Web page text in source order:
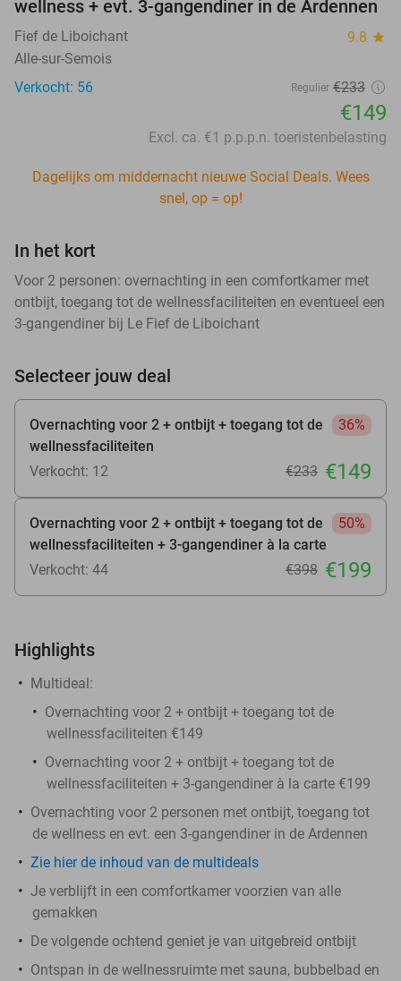
wellness + evt. 3-gangendiner in de Ardennen
Fief de Liboichant 9.8 star
Alle-sur-Semois
Verkocht: 56
Regulier €233
€149
Excl. ca. €1 p.p.p.n. toeristenbelasting
Dagelijks om middernacht nieuwe Social Deals. Wees
snel, op = op!
In het kort
Voor 2 personen: overnachting in een comfortkamer met
ontbijt, toegang tot de wellnessfaciliteiten en eventueel een
3-gangendiner bij Le Fief de Liboichant
Selecteer jouw deal
Overnachting voor 2 + ontbijt + toegang tot de
wellnessfaciliteiten
36%
Verkocht: 12 €233 €149
Overnachting voor 2 + ontbijt + toegang tot de
wellnessfaciliteiten + 3-gangendiner à la carte
50%
Verkocht: 44 €398 €199
Highlights
Multideal:
Overnachting voor 2 + ontbijt + toegang tot de
wellnessfaciliteiten €149
Overnachting voor 2 + ontbijt + toegang tot de
wellnessfaciliteiten + 3-gangendiner à la carte €199
Overnachting voor 2 personen met ontbijt, toegang tot
de wellness en evt. een 3-gangendiner in de Ardennen
Zie hier de inhoud van de multideals
Je verblijft in een comfortkamer voorzien van alle
gemakken
De volgende ochtend geniet je van uitgebreid ontbijt
Ontspan in de wellnessruimte met sauna, bubbelbad en